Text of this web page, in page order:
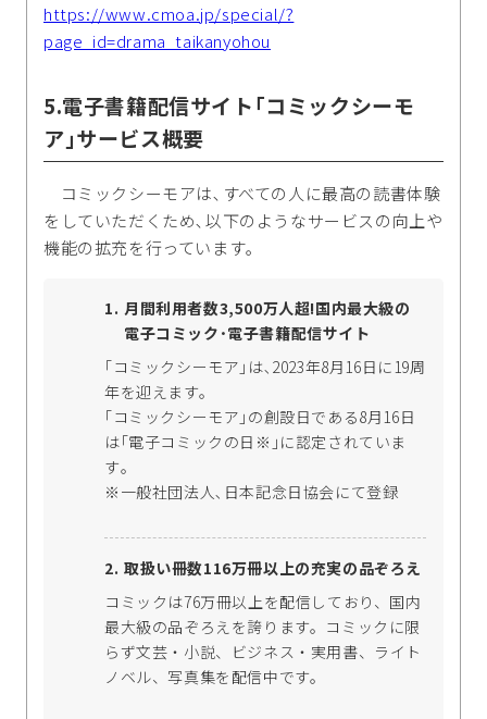
https://www.cmoa.jp/special/?
page_id=drama_taikanyohou
5.電子書籍配信サイト｢コミックシーモ
ア｣サービス概要
コミックシーモアは､すべての人に最高の読書体験
をしていただくため､以下のようなサービスの向上や
機能の拡充を行っています｡
月間利用者数3,500万人超!国内最大級の
電子コミック･電子書籍配信サイト
｢コミックシーモア｣は､2023年8月16日に19周
年を迎えます。
｢コミックシーモア｣の創設日である8月16日
は｢電子コミックの日※｣に認定されていま
す｡
※一般社団法人､日本記念日協会にて登録
取扱い冊数116万冊以上の充実の品ぞろえ
コミックは76万冊以上を配信しており、国内
最大級の品ぞろえを誇ります。コミックに限
らず文芸・小説、ビジネス・実用書、ライト
ノベル、写真集を配信中です。